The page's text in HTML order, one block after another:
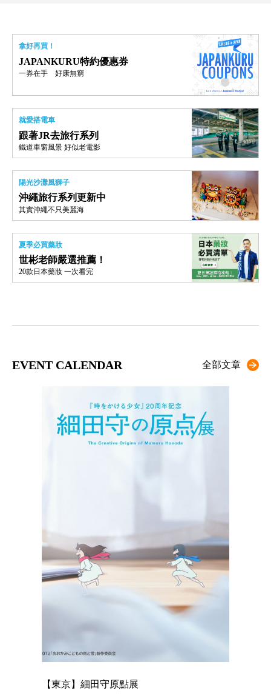
拿好再買！
JAPANKURU特約優惠券
一券在手 好康無窮
就愛搭電車
跟著JR去旅行系列
鐵道車窗風景 好似老電影
陽光沙灘風獅子
沖繩旅行系列更新中
其實沖繩不只美麗海
夏季必買藥妝
世彬老師嚴選推薦！
20款日本藥妝 一次看完
EVENT CALENDAR 全部文章
【東京】細田守原點展